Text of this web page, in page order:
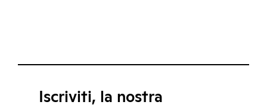
Iscriviti, la nostra